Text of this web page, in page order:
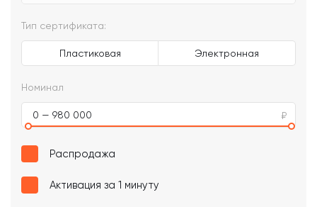
Тип сертификата:
Пластиковая Электронная
Номинал
0 — 980 000
Распродажа
Активация за 1 минуту